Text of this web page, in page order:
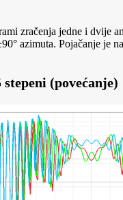
zračenja jedne i dvije
azimuta. Pojačanje je
(povećanje)